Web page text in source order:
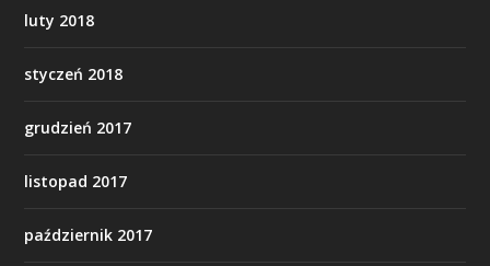
luty 2018
styczeń 2018
grudzień 2017
listopad 2017
październik 2017